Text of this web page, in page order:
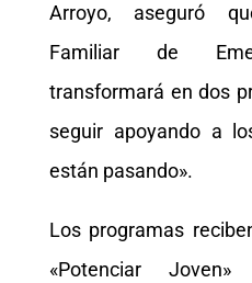
Arroyo, aseguró
Familiar de
transformará en dos
seguir apoyando a
están pasando».
Los programas
«Potenciar